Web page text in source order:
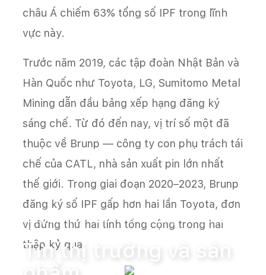
Trang chủ Tin tức Tin thị trường và sản phẩm
Tin thị trường và sản
châu Á chiếm 63% tổng số IPF trong lĩnh
vực này.
Trước năm 2019, các tập đoàn Nhật Bản và
Hàn Quốc như Toyota, LG, Sumitomo Metal
Mining dẫn đầu bảng xếp hạng đăng ký
sáng chế. Từ đó đến nay, vị trí số một đã
thuộc về Brunp — công ty con phụ trách tái
chế của CATL, nhà sản xuất pin lớn nhất
thế giới. Trong giai đoạn 2020–2023, Brunp
đăng ký số IPF gấp hơn hai lần Toyota, đơn
vị đứng thứ hai tính tổng cộng trong hai
thập kỷ qua.